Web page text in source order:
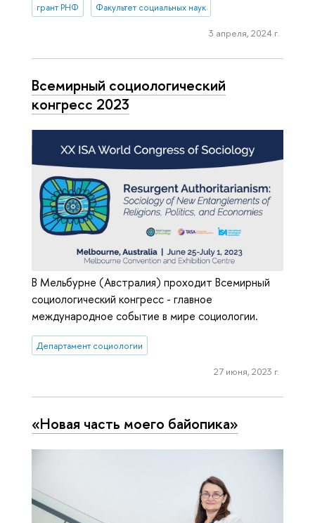
грант РНФ Факультет социальных наук
3 апреля, 2024 г.
Всемирный социологический
конгресс 2023
В Мельбурне (Австралия) проходит Всемирный
социологический конгресс - главное
международное событие в мире социологии.
Департамент социологии
27 июня, 2023 г.
«Новая часть моего байопика»